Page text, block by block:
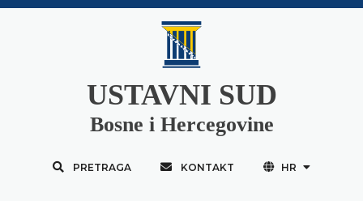
USTAVNI SUD
Bosne i Hercegovine
PRETRAGA KONTAKT HR